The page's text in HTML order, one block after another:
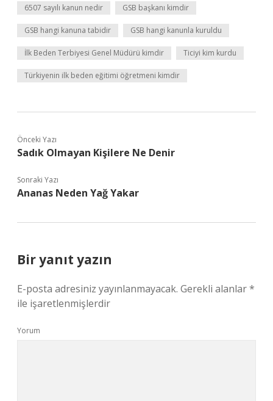
6507 sayılı kanun nedir GSB başkanı kimdir
GSB hangi kanuna tabidir GSB hangi kanunla kuruldu
İlk Beden Terbiyesi Genel Müdürü kimdir Ticiyi kim kurdu
Türkiyenin ilk beden eğitimi öğretmeni kimdir
Önceki Yazı
Sadık Olmayan Kişilere Ne Denir
Sonraki Yazı
Ananas Neden Yağ Yakar
Bir yanıt yazın
E-posta adresiniz yayınlanmayacak. Gerekli alanlar*
ile işaretlenmişlerdir
Yorum